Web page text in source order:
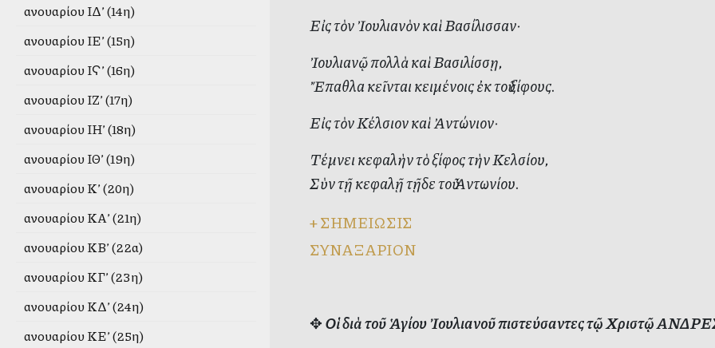
Ἰανουαρίου ΙΔ’ (14η)
Ἰανουαρίου ΙΕ’ (15η)
Ἰανουαρίου ΙϚ’ (16η)
Ἰανουαρίου ΙΖ’ (17η)
Ἰανουαρίου ΙΗ’ (18η)
Ἰανουαρίου ΙΘ’ (19η)
Ἰανουαρίου Κ’ (20η)
Ἰανουαρίου ΚΑ’ (21η)
Ἰανουαρίου ΚΒ’ (22α)
Ἰανουαρίου ΚΓ’ (23η)
Ἰανουαρίου ΚΔ’ (24η)
Ἰανουαρίου ΚΕ’ (25η)
Εἰς τὸν Ἰουλιανὸν καὶ Βασίλισσαν·
Ἰουλιανῷ πολλὰ καὶ Βασιλίσσῃ,
Ἔπαθλα κεῖνται κειμένοις ἐκ τοῦ ξίφους.
Εἰς τὸν Κέλσιον καὶ Ἀντώνιον·
Τέμνει κεφαλὴν τὸ ξίφος τὴν Κελσίου,
Σὺν τῇ κεφαλῇ τῇδε τοῦ Ἀντωνίου.
+ΣΗΜΕΙΩΣΙΣ
ΣΥΝΑΞΑΡΙΟΝ
✥Οἱ διὰ τοῦ Ἁγίου Ἰουλιανοῦ πιστεύσαντες τῷ Χριστῷ ΑΝΔΡΕΣ